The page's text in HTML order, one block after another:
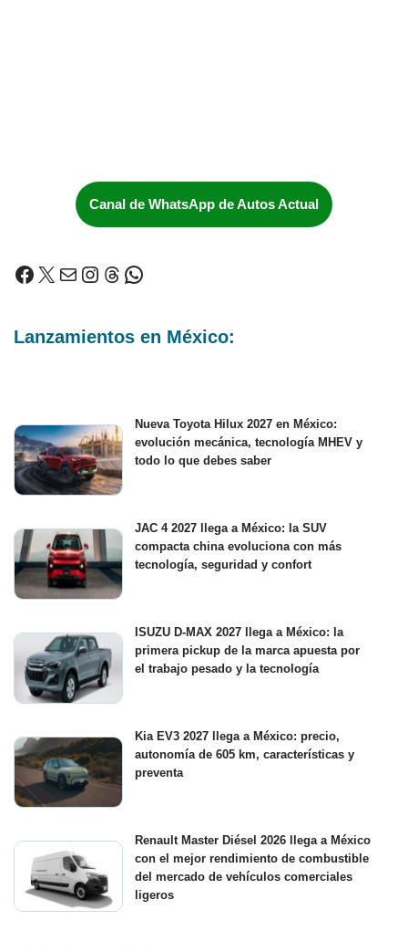
Canal de WhatsApp de Autos Actual
Lanzamientos en México:
Nueva Toyota Hilux 2027 en México:
evolución mecánica, tecnología MHEV y
todo lo que debes saber
JAC 4 2027 llega a México: la SUV
compacta china evoluciona con más
tecnología, seguridad y confort
ISUZU D-MAX 2027 llega a México: la
primera pickup de la marca apuesta por
el trabajo pesado y la tecnología
Kia EV3 2027 llega a México: precio,
autonomía de 605 km, características y
preventa
Renault Master Diésel 2026 llega a México
con el mejor rendimiento de combustible
del mercado de vehículos comerciales
ligeros